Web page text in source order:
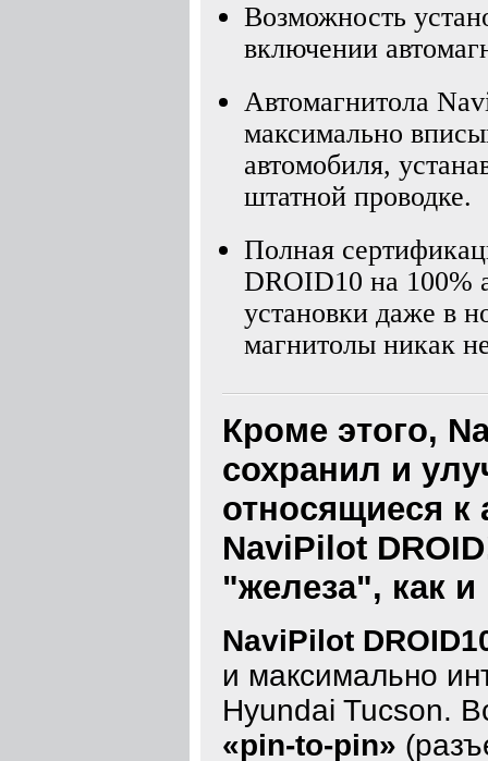
Возможность
включении
Автомагнитола
максимально
автомобиля,
штатной проводке.
Полная
DROID10 на 100%
установки даже в
магнитолы никак
Кроме этого,
сохранил и
относящиеся к
NaviPilot
"железа", как и
NaviPilot
и максимально
Hyundai Tucson.
«pin-to-pin»